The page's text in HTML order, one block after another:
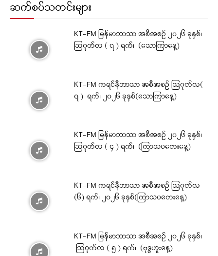
ဆက်စပ်သတင်းများ
KT-FM မြန်မာဘာသာ အစီအစဉ် ၂၀၂၆ ခုနှစ်၊
ဩဂုတ်လ ( ၇ ) ရက်၊ (သောကြာနေ့)
KT-FM ကရင်နီဘာသာ အစီအစဉ် ဩဂုတ်လ(
၇ ) ရက်၊ ၂၀၂၆ ခုနှစ်(သောကြာနေ့)
KT-FM မြန်မာဘာသာ အစီအစဉ် ၂၀၂၆ ခုနှစ်၊
ဩဂုတ်လ ( ၄ ) ရက်၊ (ကြာသပတေးနေ့)
KT-FM ကရင်နီဘာသာ အစီအစဉ် ဩဂုတ်လ
(၆) ရက်၊ ၂၀၂၆ ခုနှစ်(ကြာသပတေးနေ့)
KT-FM မြန်မာဘာသာ အစီအစဉ် ၂၀၂၆ ခုနှစ်၊
ဩဂုတ်လ ( ၅ ) ရက်၊ (ဗုဒ္ဓဟူးနေ့)